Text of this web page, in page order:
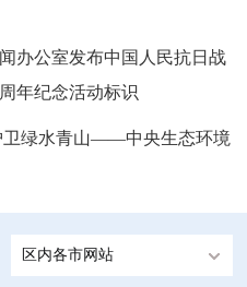
办公室发布中国人民抗日战
年纪念活动标识
卫绿水青山——中央生态环境
区内各市网站